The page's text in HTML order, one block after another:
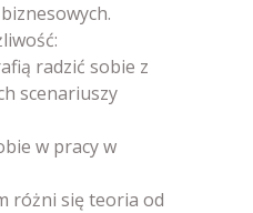
radzić sobie z
scenariuszy
w pracy w
różni się teoria od